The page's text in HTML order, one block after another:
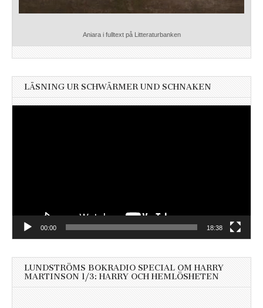
Aniara i fulltext på Litteraturbanken
LÄSNING UR SCHWÄRMER UND SCHNAKEN
00:00 18:38
LUNDSTRÖMS BOKRADIO SPECIAL OM HARRY
MARTINSON 1/3: HARRY OCH HEMLÖSHETEN